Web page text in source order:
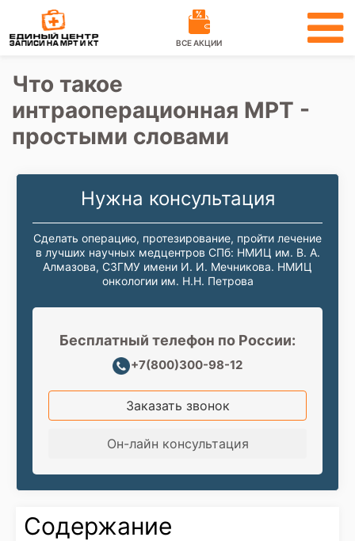
ВСЕ АКЦИИ
Что такое
интраоперационная МРТ -
простыми словами
Нужна консультация
Сделать операцию, протезирование, пройти лечение
в лучших научных медцентров СПб: НМИЦ им. В. А.
Алмазова, СЗГМУ имени И. И. Мечникова. НМИЦ
онкологии им. Н.Н. Петрова
Бесплатный телефон по России:
+7(800)300-98-12
Заказать звонок
Он-лайн консультация
Содержание